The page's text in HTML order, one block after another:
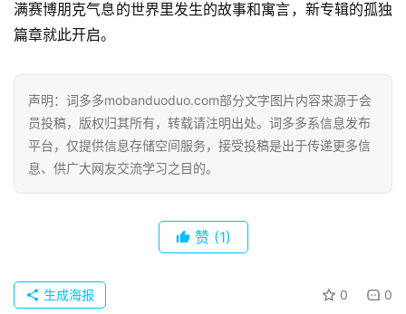
页
满赛博朋克气息的世界里发生的故事和寓言，新专辑的孤独
篇章就此开启。
声明：词多多mobanduoduo.com部分文字图片内容来源于会
员投稿，版权归其所有，转载请注明出处。词多多系信息发布
平台，仅提供信息存储空间服务，接受投稿是出于传递更多信
息、供广大网友交流学习之目的。
赞 (1)
0 0
生成海报